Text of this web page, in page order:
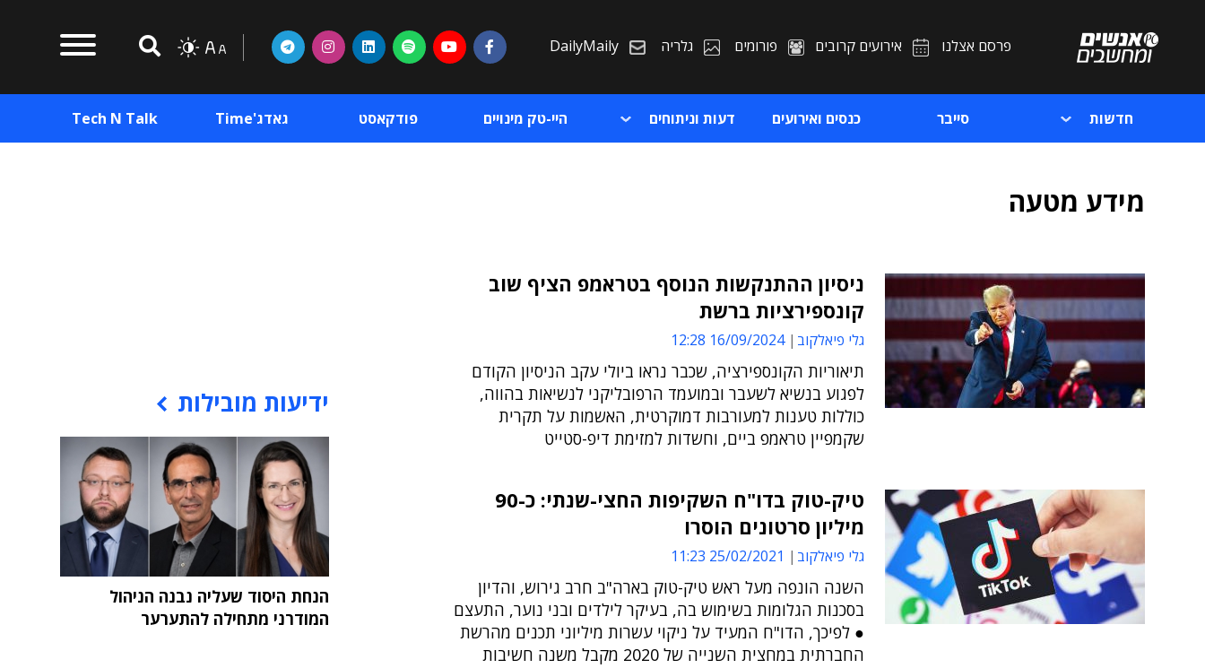
פרסם אצלנו אירועים קרובים פורומים גלריה DailyMaily
חדשות סייבר כנסים ואירועים דעות וניתוחים היי-טק מינויים פודקאסט גאדג'Time Tech N Talk
מידע מטעה
ניסיון ההתנקשות הנוסף בטראמפ הציף שוב
קונספירציות ברשת
גלי פיאלקוב 16/09/2024 12:28
תיאוריות הקונספירציה, שכבר נראו ביולי עקב הניסיון הקודם
לפגוע בנשיא לשעבר ובמועמד הרפובליקני לנשיאות בהווה,
כוללות טענות למעורבות דמוקרטית, האשמות על תקרית
שקמפיין טראמפ ביים, וחשדות למזימת דיפ-סטייט
טיק-טוק בדו"ח השקיפות החצי-שנתי: כ-90
מיליון סרטונים הוסרו
גלי פיאלקוב 25/02/2021 11:23
השנה הונפה מעל ראש טיק-טוק בארה"ב חרב גירוש, והדיון
בסכנות הגלומות בשימוש בה, בעיקר לילדים ובני נוער, התעצם
● לפיכך, הדו"ח המעיד על ניקוי עשרות מיליוני תכנים מהרשת
החברתית במחצית השנייה של 2020 מקבל משנה חשיבות
ידיעות מובילות
הנחת היסוד שעליה נבנה הניהול
המודרני מתחילה להתערער